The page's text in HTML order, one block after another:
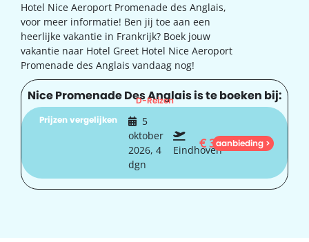
Hotel Nice Aeroport Promenade des Anglais,
voor meer informatie! Ben jij toe aan een
heerlijke vakantie in Frankrijk? Boek jouw
vakantie naar Hotel Greet Hotel Nice Aeroport
Promenade des Anglais vandaag nog!
Nice Promenade Des Anglais is te boeken bij:
D-Reizen
Prijzen vergelijken
5
oktober
2026, 4
dgn
Eindhoven
€302
aanbieding >